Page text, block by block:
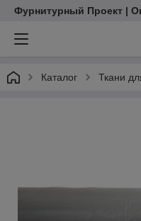
Фурнитурный Проект |
Каталог Ткани